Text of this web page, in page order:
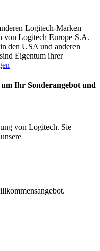
Logitech-Marken
von Logitech Europe S.A.
den USA und anderen
Eigentum ihrer
Ihr Sonderangebot und
von Logitech. Sie